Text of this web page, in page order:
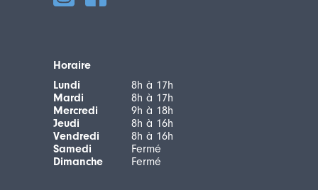
Horaire
Lundi
8h à 17h
Mardi
8h à 17h
Mercredi
9h à 18h
Jeudi
8h à 16h
Vendredi
8h à 16h
Samedi
Fermé
Dimanche
Fermé